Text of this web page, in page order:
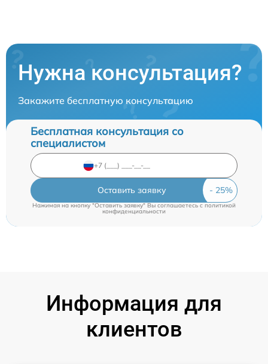
Нужна консультация?
Закажите бесплатную консультацию
Бесплатная консультация со
специалистом
Оставить заявку
Нажимая на кнопку "Оставить заявку" Вы соглашаетесь cполитикой
конфиденциальности
Информация для
клиентов